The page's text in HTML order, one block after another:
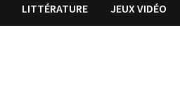
LITTÉRATURE JEUX VIDÉO